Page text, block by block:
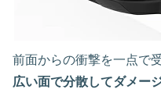
前面からの衝撃を一点で
広い面で分散してダメー